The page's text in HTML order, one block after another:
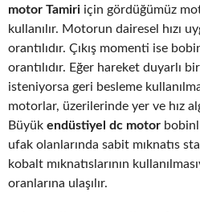
motor Tamiri için gördüğümüz
kullanılır. Motorun dairesel hızı
orantılıdır. Çıkış momenti ise
orantılıdır. Eğer hareket duyarlı
isteniyorsa geri besleme
motorlar, üzerilerinde yer ve hız
Büyük endüstiyel dc motor
ufak olanlarında sabit mıknatıs
kobalt mıknatıslarının
oranlarına ulaşılır.